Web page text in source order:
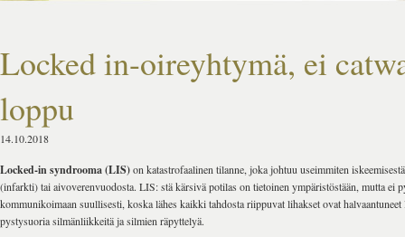
Locked in-oireyhtymä, ei
loppu
14.10.2018
Locked-in syndrooma (LIS)on katastrofaalinen tilanne, joka johtuu useimmiten
(infarkti) tai aivoverenvuodosta. LIS: stä kärsivä potilas on tietoinen ympäristöstään, mutta ei
kommunikoimaan suullisesti, koska lähes kaikki tahdosta riippuvat lihakset ovat halvaantuneet
pystysuoria silmänliikkeitä ja silmien räpyttelyä.